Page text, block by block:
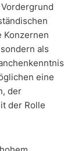
Konzernen
als
eine
der
der Rolle